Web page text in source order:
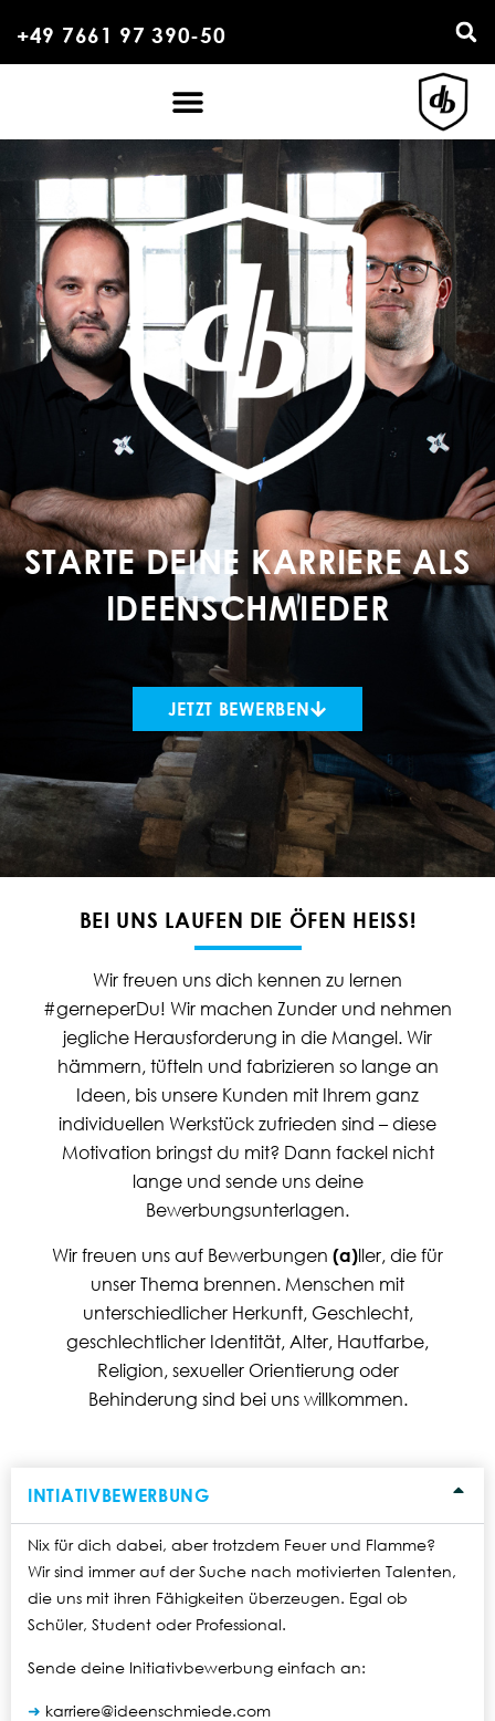
+49 7661 97 390-50
STARTE DEINE KARRIERE ALS
IDEENSCHMIEDER
JETZT BEWERBEN
BEI UNS LAUFEN DIE ÖFEN HEISS!
Wir freuen uns dich kennen zu lernen
#gerneperDu! Wir machen Zunder und nehmen
jegliche Herausforderung in die Mangel. Wir
hämmern, tüfteln und fabrizieren so lange an
Ideen, bis unsere Kunden mit Ihrem ganz
individuellen Werkstück zufrieden sind – diese
Motivation bringst du mit? Dann fackel nicht
lange und sende uns deine
Bewerbungsunterlagen.
Wir freuen uns auf Bewerbungen (a)ller, die für
unser Thema brennen. Menschen mit
unterschiedlicher Herkunft, Geschlecht,
geschlechtlicher Identität, Alter, Hautfarbe,
Religion, sexueller Orientierung oder
Behinderung sind bei uns willkommen.
INTIATIVBEWERBUNG
Nix für dich dabei, aber trotzdem Feuer und Flamme?
Wir sind immer auf der Suche nach motivierten Talenten,
die uns mit ihren Fähigkeiten überzeugen. Egal ob
Schüler, Student oder Professional.
Sende deine Initiativbewerbung einfach an:
➜ karriere@ideenschmiede.com